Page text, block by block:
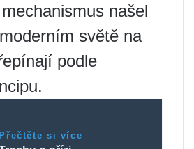
našel
světě na
podle
Přečtěte si více